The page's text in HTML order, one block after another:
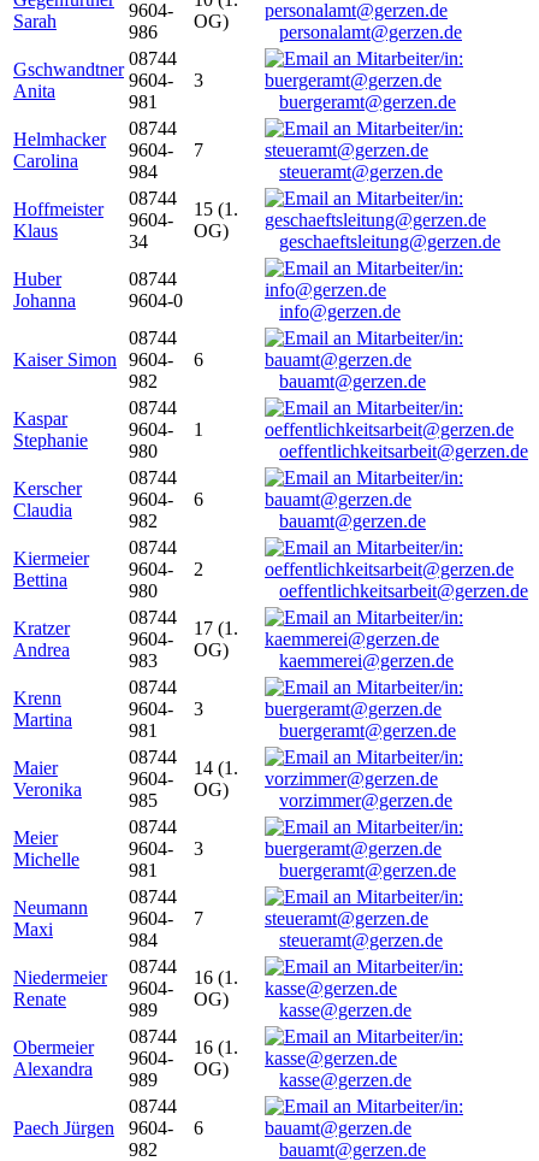
Sarah
9604-
986
OG)
personalamt@gerzen.de
Gschwandtner
Anita
08744
9604-
981
3
buergeramt@gerzen.de
Helmhacker
Carolina
08744
9604-
984
7
steueramt@gerzen.de
Hoffmeister
Klaus
08744
9604-
34
15 (1.
OG)
geschaeftsleitung@gerzen.de
Huber
Johanna
08744
9604-0
info@gerzen.de
Kaiser Simon
08744
9604-
982
6
bauamt@gerzen.de
Kaspar
Stephanie
08744
9604-
980
1
oeffentlichkeitsarbeit@gerzen.de
Kerscher
Claudia
08744
9604-
982
6
bauamt@gerzen.de
Kiermeier
Bettina
08744
9604-
980
2
oeffentlichkeitsarbeit@gerzen.de
Kratzer
Andrea
08744
9604-
983
17 (1.
OG)
kaemmerei@gerzen.de
Krenn
Martina
08744
9604-
981
3
buergeramt@gerzen.de
Maier
Veronika
08744
9604-
985
14 (1.
OG)
vorzimmer@gerzen.de
Meier
Michelle
08744
9604-
981
3
buergeramt@gerzen.de
Neumann
Maxi
08744
9604-
984
7
steueramt@gerzen.de
Niedermeier
Renate
08744
9604-
989
16 (1.
OG)
kasse@gerzen.de
Obermeier
Alexandra
08744
9604-
989
16 (1.
OG)
kasse@gerzen.de
Paech Jürgen
08744
9604-
982
6
bauamt@gerzen.de